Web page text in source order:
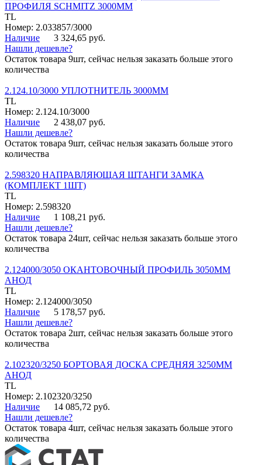
ПРОФИЛЯ SCHMITZ 3000ММ
TL
Номер: 2.033857/3000
Наличие
3 324,65 руб.
Нашли дешевле?
Остаток товара 9шт, сейчас нельзя заказать больше этого
количества
2.124.10/3000 УПЛОТНИТЕЛЬ 3000ММ
TL
Номер: 2.124.10/3000
Наличие
2 438,07 руб.
Нашли дешевле?
Остаток товара 9шт, сейчас нельзя заказать больше этого
количества
2.598320 НАПРАВЛЯЮЩАЯ ШТАНГИ ЗАМКА
(КОМПЛЕКТ 1ШТ)
TL
Номер: 2.598320
Наличие
1 108,21 руб.
Нашли дешевле?
Остаток товара 24шт, сейчас нельзя заказать больше этого
количества
2.124000/3050 ОКАНТОВОЧНЫЙ ПРОФИЛЬ 3050ММ
АНОД
TL
Номер: 2.124000/3050
Наличие
5 178,57 руб.
Нашли дешевле?
Остаток товара 2шт, сейчас нельзя заказать больше этого
количества
2.102320/3250 БОРТОВАЯ ДОСКА СРЕДНЯЯ 3250ММ
АНОД
TL
Номер: 2.102320/3250
Наличие
14 085,72 руб.
Нашли дешевле?
Остаток товара 4шт, сейчас нельзя заказать больше этого
количества